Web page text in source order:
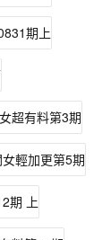
期上
超有料第3期
女輕加更第5期
期 上